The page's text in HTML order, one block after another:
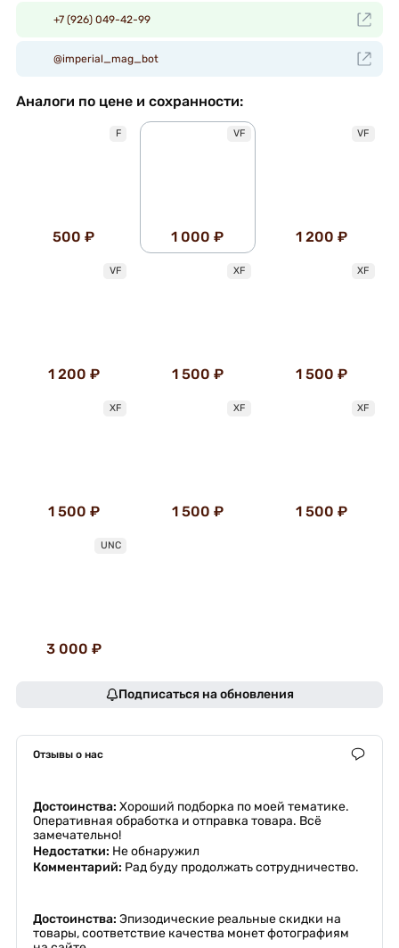
+7 (926) 049-42-99
@imperial_mag_bot
Аналоги по цене и сохранности:
F
500 ₽
VF
1 000 ₽
VF
1 200 ₽
VF
1 200 ₽
XF
1 500 ₽
XF
1 500 ₽
XF
1 500 ₽
XF
1 500 ₽
XF
1 500 ₽
UNC
3 000 ₽
Подписаться на обновления
Отзывы о нас
Достоинства: Хороший подборка по моей тематике.
Оперативная обработка и отправка товара. Всё
замечательно!
Недостатки: Не обнаружил
Комментарий: Рад буду продолжать сотрудничество.
Достоинства: Эпизодические реальные скидки на
товары, соответствие качества монет фотографиям